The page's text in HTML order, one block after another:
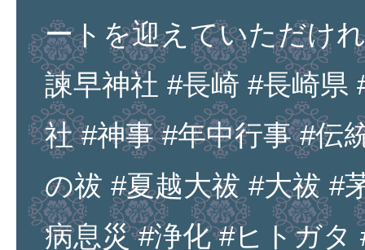
ートを迎えていただけ
諫早神社 #長崎 #長崎県
社 #神事 #年中行事 #伝
の祓 #夏越大祓 #大祓 #
病息災 #浄化 #ヒトガタ